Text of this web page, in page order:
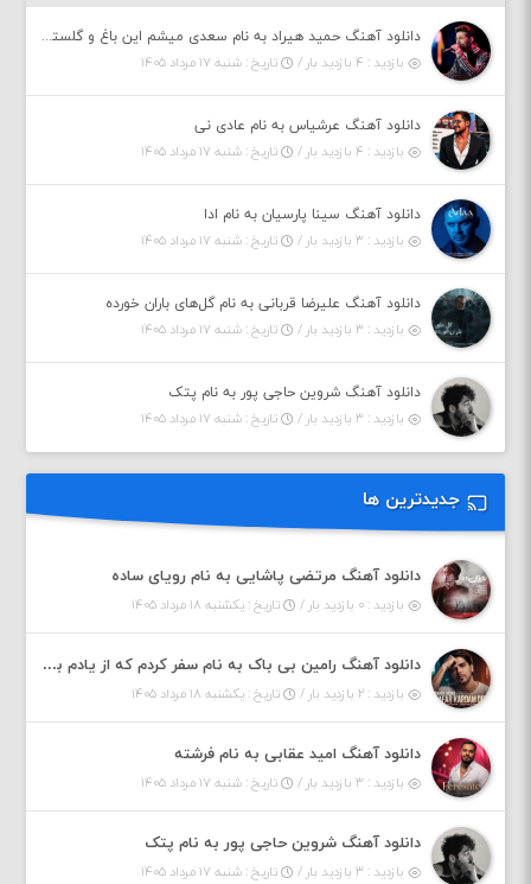
دانلود آهنگ حمید هیراد به نام سعدی میشم این باغ و گلستون کنی واسم خیام زمانه ام به تو پرت حواسم
بازدید : ۴ بازدید بار /
تاریخ : شنبه ۱۷ مرداد ۱۴۰۵
دانلود آهنگ عرشیاس به نام عادی نی
بازدید : ۴ بازدید بار /
تاریخ : شنبه ۱۷ مرداد ۱۴۰۵
دانلود آهنگ سینا پارسیان به نام ادا
بازدید : ۳ بازدید بار /
تاریخ : شنبه ۱۷ مرداد ۱۴۰۵
دانلود آهنگ علیرضا قربانی به نام گل‌های باران خورده
بازدید : ۳ بازدید بار /
تاریخ : شنبه ۱۷ مرداد ۱۴۰۵
دانلود آهنگ شروین حاجی پور به نام پتک
بازدید : ۳ بازدید بار /
تاریخ : شنبه ۱۷ مرداد ۱۴۰۵
جدیدترین ها
دانلود آهنگ مرتضی پاشایی به نام رویای ساده
بازدید : ۰ بازدید بار / تاریخ : یکشنبه ۱۸ مرداد ۱۴۰۵
دانلود آهنگ رامین بی باک به نام سفر کردم که از یادم بری دیدم نمیشه
بازدید : ۲ بازدید بار / تاریخ : یکشنبه ۱۸ مرداد ۱۴۰۵
دانلود آهنگ امید عقابی به نام فرشته
بازدید : ۳ بازدید بار / تاریخ : شنبه ۱۷ مرداد ۱۴۰۵
دانلود آهنگ شروین حاجی پور به نام پتک
بازدید : ۳ بازدید بار / تاریخ : شنبه ۱۷ مرداد ۱۴۰۵